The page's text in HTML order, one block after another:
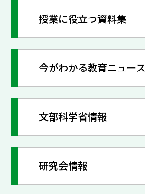
授業に役立つ資料集
今がわかる教育ニュース
文部科学省情報
研究会情報